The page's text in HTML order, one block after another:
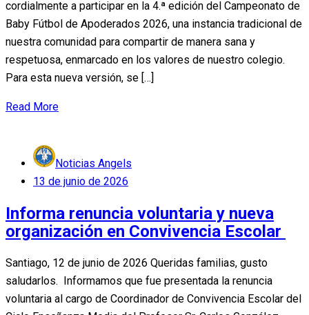
cordialmente a participar en la 4.ª edición del Campeonato de
Baby Fútbol de Apoderados 2026, una instancia tradicional de
nuestra comunidad para compartir de manera sana y
respetuosa, enmarcado en los valores de nuestro colegio.
Para esta nueva versión, se […]
Read More
Noticias Angels
Posted
13 de junio de 2026
Informa renuncia voluntaria y nueva
organización en Convivencia Escolar
Santiago, 12 de junio de 2026 Queridas familias, gusto
saludarlos. Informamos que fue presentada la renuncia
voluntaria al cargo de Coordinador de Convivencia Escolar del